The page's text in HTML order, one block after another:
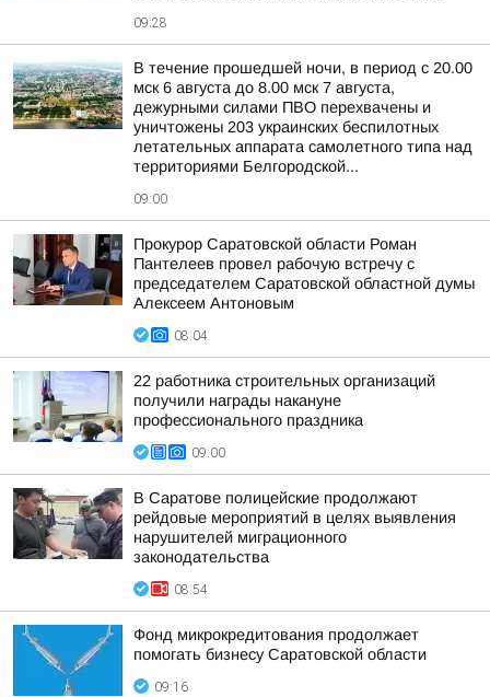
09:28
В течение прошедшей ночи, в период с 20.00
мск 6 августа до 8.00 мск 7 августа,
дежурными силами ПВО перехвачены и
уничтожены 203 украинских беспилотных
летательных аппарата самолетного типа над
территориями Белгородской...
09:00
Прокурор Саратовской области Роман
Пантелеев провел рабочую встречу с
председателем Саратовской областной думы
Алексеем Антоновым
08:04
22 работника строительных организаций
получили награды накануне
профессионального праздника
09:00
В Саратове полицейские продолжают
рейдовые мероприятий в целях выявления
нарушителей миграционного
законодательства
08:54
Фонд микрокредитования продолжает
помогать бизнесу Саратовской области
09:16